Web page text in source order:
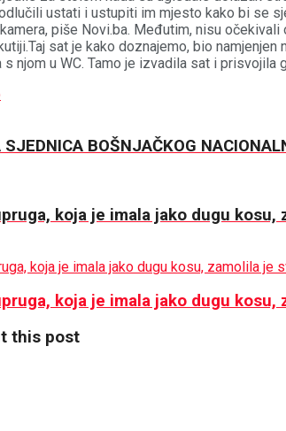
ustati i ustupiti im mjesto kako bi se
piše Novi.ba. Međutim, nisu
sat je kako doznajemo, bio
njom u WC. Tamo je izvadila sat i
SJEDNICA BOŠNJAČKOG
koja je imala jako dugu
koja je imala jako dugu
this post